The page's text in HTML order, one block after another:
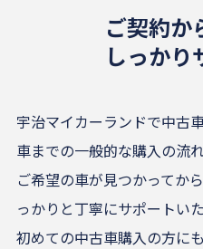
ご契約か
しっかり
宇治マイカーランドで中古
車までの一般的な購入の流
ご希望の車が見つかってか
っかりと丁寧にサポートい
初めての中古車購入の方に